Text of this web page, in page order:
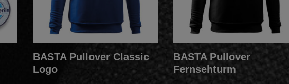
BASTA Pullover Classic
Logo
BASTA Pullover
Fernsehturm